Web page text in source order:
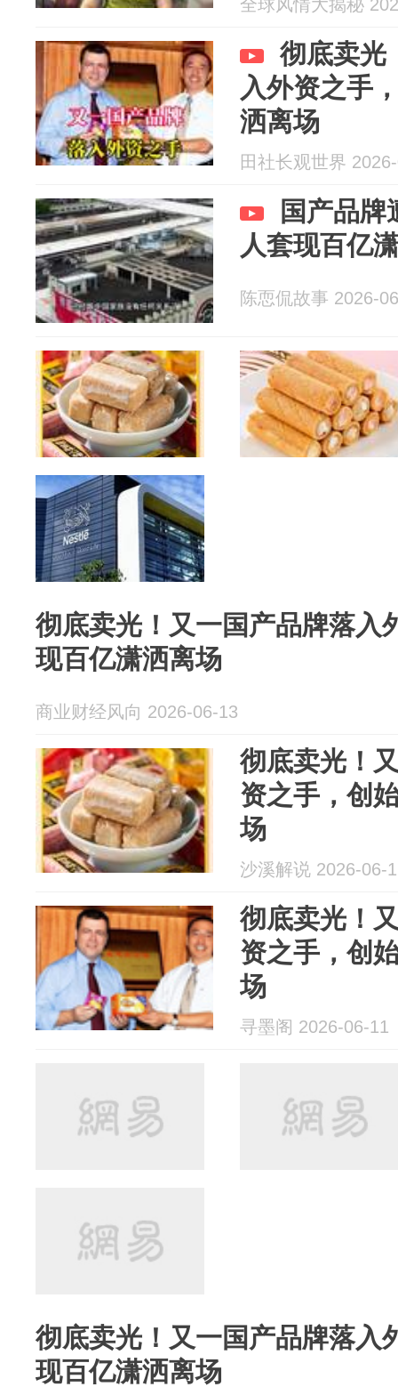
全球风情大揭秘
彻底卖光
入外资之手
洒离场
田社长观世界
国产品牌
人套现百亿
陈恧侃故事 2026-
彻底卖光！又一国产品牌落入
现百亿潇洒离场
商业财经风向 2026-06-13
彻底卖光！
资之手，创
场
沙溪解说 2026-06-
彻底卖光！
资之手，创
场
寻墨阁 2026-06-11
彻底卖光！又一国产品牌落入
现百亿潇洒离场